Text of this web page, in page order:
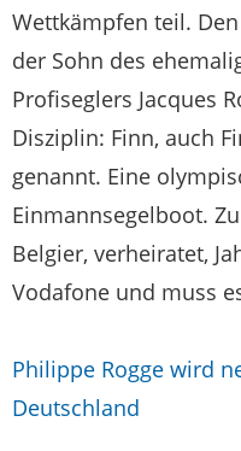
Wettkämpfen teil.
der Sohn des
Profiseglers Jacques
Disziplin: Finn, auch
genannt. Eine
Einmannsegelboot.
Belgier, verheiratet,
Vodafone und muss
Philippe Rogge wird
Deutschland